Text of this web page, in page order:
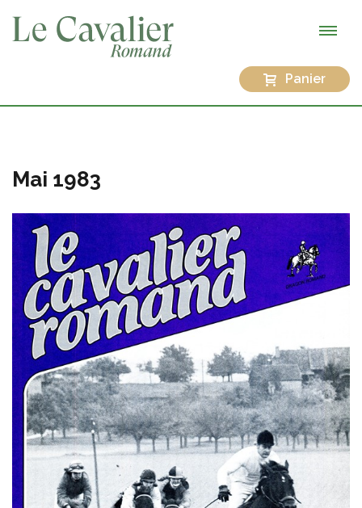
Panier
Mai 1983